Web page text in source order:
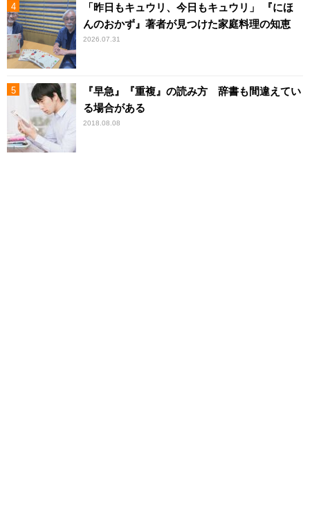
「昨日もキュウリ、今日もキュウリ」 『にほ
んのおかず』著者が見つけた家庭料理の知恵
2026.07.31
『早急』『重複』の読み方 辞書も間違えてい
る場合がある
2018.08.08